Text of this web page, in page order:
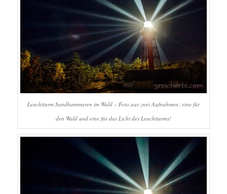
Leuchtturm Sandhammaren im Wald – Foto aus zwei Aufnahmen: eine für
den Wald und eine für das Licht des Leuchtturms!